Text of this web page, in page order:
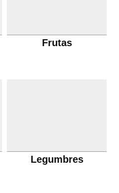
Frutas
Legumbres